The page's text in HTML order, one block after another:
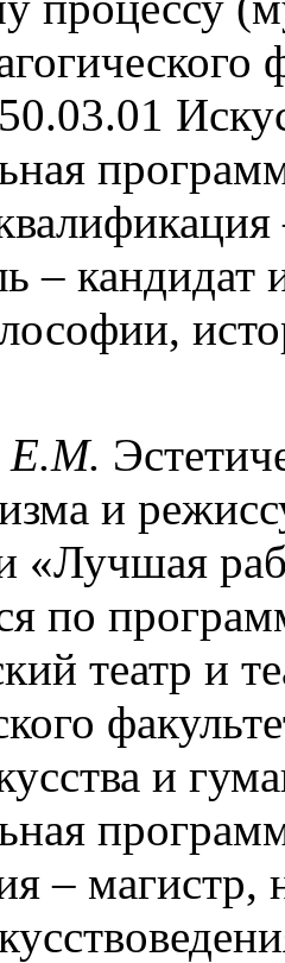
– кандидат
Е.М.
и
«Лучшая
по
театр и
и
– магистр,